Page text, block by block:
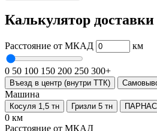
Калькулятор доставки
Расстояние от МКАД км
0 50 100 150 200 250 300+
Въезд в центр (внутри ТТК)
Машина
Косуля 1,5 тн Гризли 5 тн ПАРНАС
0 км
Расстояние от МКАД